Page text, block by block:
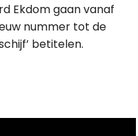
Ekdom gaan vanaf
nummer tot de
betitelen.